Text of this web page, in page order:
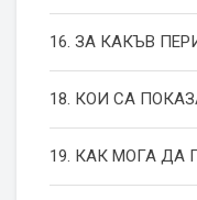
16. ЗА КАКЪВ
18. КОИ СА
19. КАК МОГА ДА